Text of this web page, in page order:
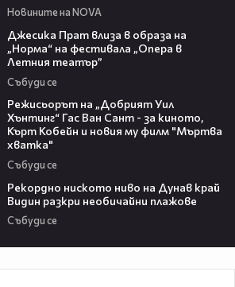
Новините на NOVA
Джесика Прат влиза в образа на
„Норма“ на фестивала „Опера в
Летния театър”
Събуди се
Режисьорът на „Добрият Уил
Хънтинг“ Гас Ван Сант - за киното,
Кърт Кобейн и новия му филм "Мъртва
хватка"
Събуди се
Рекордно ниското ниво на Дунав край
Видин разкри необичайни плажове
Събуди се